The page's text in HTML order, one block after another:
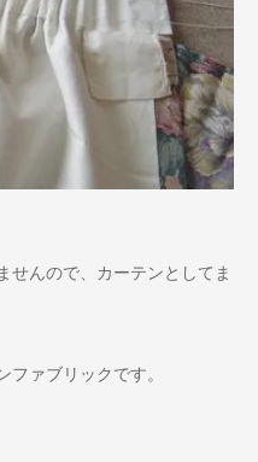
せんので、カーテンとしてま
ファブリックです。